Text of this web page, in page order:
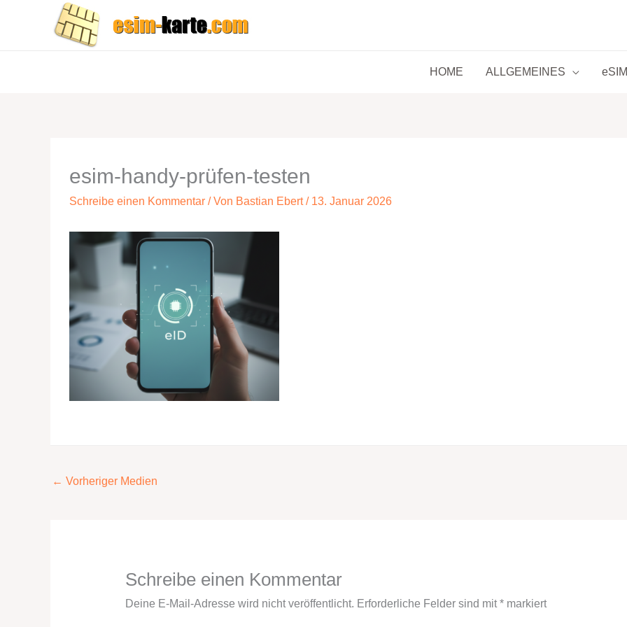
HOME
ALLGEMEINES
esim-handy-prüfen-testen
Schreibe einen Kommentar / Von Bastian Ebert/ 13. Januar 2026
← Vorheriger Medien
Schreibe einen Kommentar
Deine E-Mail-Adresse wird nicht veröffentlicht. Erforderliche Felder sind mit*markiert